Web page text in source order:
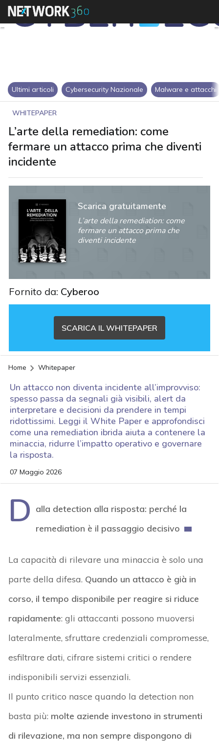
Ultimi articoli Cybersecurity Nazionale Malware e attacchi
WHITEPAPER
L’arte della remediation: come
fermare un attacco prima che diventi
incidente
Scarica gratuitamente
L’arte della remediation: come
fermare un attacco prima che
diventi incidente
Fornito da: Cyberoo
SCARICA IL WHITEPAPER
Home Whitepaper
Un attacco non diventa incidente all’improvviso:
spesso passa da segnali già visibili, alert da
interpretare e decisioni da prendere in tempi
ridottissimi. Leggi il White Paper e approfondisci
come una remediation ibrida aiuta a contenere la
minaccia, ridurre l’impatto operativo e governare
la risposta.
07 Maggio 2026
D alla detection alla risposta: perché la
remediation è il passaggio decisivo
La capacità di rilevare una minaccia è solo una
parte della difesa. Quando un attacco è già in
corso, il tempo disponibile per reagire si riduce
rapidamente: gli attaccanti possono muoversi
lateralmente, sfruttare credenziali compromesse,
esfiltrare dati, cifrare sistemi critici o rendere
indisponibili servizi essenziali.
Il punto critico nasce quando ladetection non
basta più: molte aziende investono in strumenti
di rilevazione, ma non sempre dispongono di